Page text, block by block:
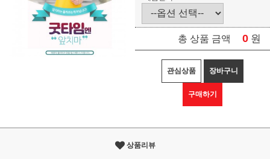
총 상품 금액 0 원
관심상품 장바구니
구매하기
상품리뷰